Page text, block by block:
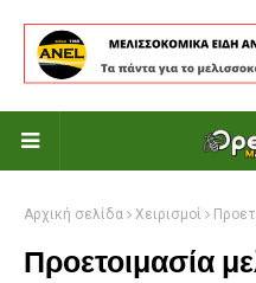
Αρχική σελίδα Χειρισμοί
Προετοιμασία